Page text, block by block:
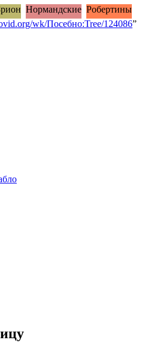
Нормандские Робертины
wk/Посебно:Tree/124086”